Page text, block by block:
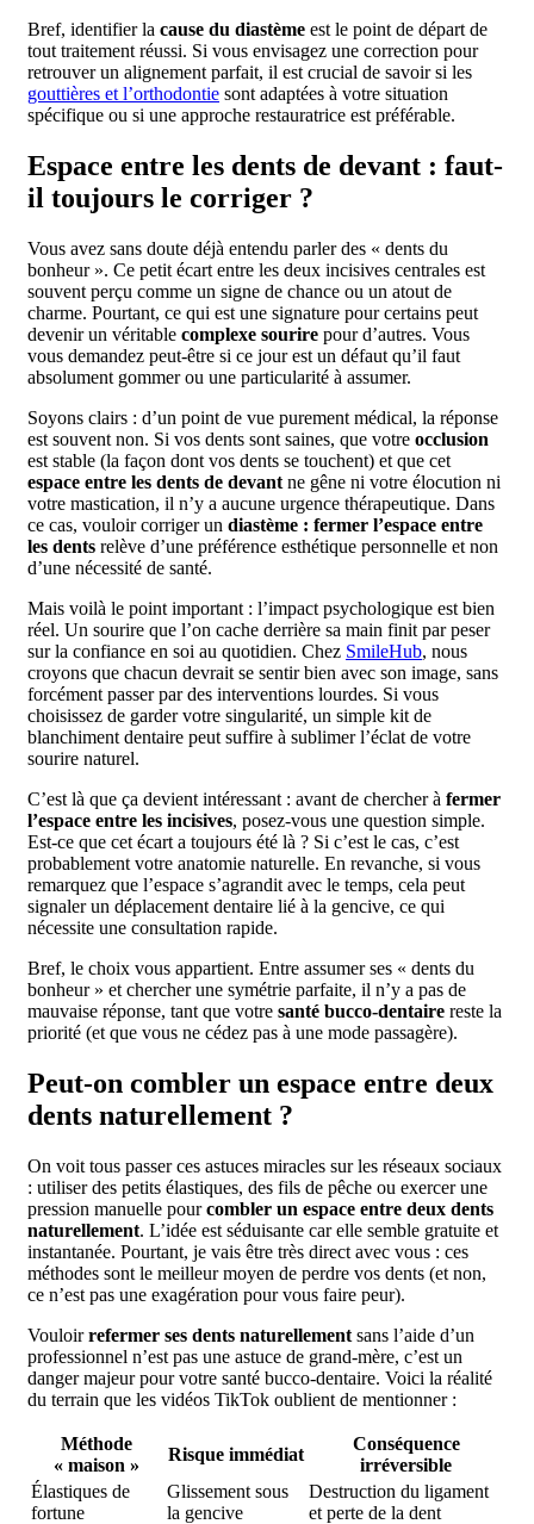
Bref, identifier la cause du diastème est le point de départ de
tout traitement réussi. Si vous envisagez une correction pour
retrouver un alignement parfait, il est crucial de savoir si les
gouttières et l’orthodontie sont adaptées à votre situation
spécifique ou si une approche restauratrice est préférable.
Espace entre les dents de devant : faut-
il toujours le corriger ?
Vous avez sans doute déjà entendu parler des « dents du
bonheur ». Ce petit écart entre les deux incisives centrales est
souvent perçu comme un signe de chance ou un atout de
charme. Pourtant, ce qui est une signature pour certains peut
devenir un véritable complexe sourire pour d’autres. Vous
vous demandez peut-être si ce jour est un défaut qu’il faut
absolument gommer ou une particularité à assumer.
Soyons clairs : d’un point de vue purement médical, la réponse
est souvent non. Si vos dents sont saines, que votre occlusion
est stable (la façon dont vos dents se touchent) et que cet
espace entre les dents de devant ne gêne ni votre élocution ni
votre mastication, il n’y a aucune urgence thérapeutique. Dans
ce cas, vouloir corriger un diastème : fermer l’espace entre
les dents relève d’une préférence esthétique personnelle et non
d’une nécessité de santé.
Mais voilà le point important : l’impact psychologique est bien
réel. Un sourire que l’on cache derrière sa main finit par peser
sur la confiance en soi au quotidien. Chez SmileHub, nous
croyons que chacun devrait se sentir bien avec son image, sans
forcément passer par des interventions lourdes. Si vous
choisissez de garder votre singularité, un simple kit de
blanchiment dentaire peut suffire à sublimer l’éclat de votre
sourire naturel.
C’est là que ça devient intéressant : avant de chercher à fermer
l’espace entre les incisives, posez-vous une question simple.
Est-ce que cet écart a toujours été là ? Si c’est le cas, c’est
probablement votre anatomie naturelle. En revanche, si vous
remarquez que l’espace s’agrandit avec le temps, cela peut
signaler un déplacement dentaire lié à la gencive, ce qui
nécessite une consultation rapide.
Bref, le choix vous appartient. Entre assumer ses « dents du
bonheur » et chercher une symétrie parfaite, il n’y a pas de
mauvaise réponse, tant que votre santé bucco-dentaire reste la
priorité (et que vous ne cédez pas à une mode passagère).
Peut-on combler un espace entre deux
dents naturellement ?
On voit tous passer ces astuces miracles sur les réseaux sociaux
: utiliser des petits élastiques, des fils de pêche ou exercer une
pression manuelle pourcombler un espace entre deux dents
naturellement. L’idée est séduisante car elle semble gratuite et
instantanée. Pourtant, je vais être très direct avec vous : ces
méthodes sont le meilleur moyen de perdre vos dents (et non,
ce n’est pas une exagération pour vous faire peur).
Vouloirrefermer ses dents naturellement sans l’aide d’un
professionnel n’est pas une astuce de grand-mère, c’est un
danger majeur pour votre santé bucco-dentaire. Voici la réalité
du terrain que les vidéos TikTok oublient de mentionner :
Méthode
« maison »
Risque immédiat
Conséquence
irréversible
Élastiques de
fortune
Glissement sous
la gencive
Destruction du ligament
et perte de la dent